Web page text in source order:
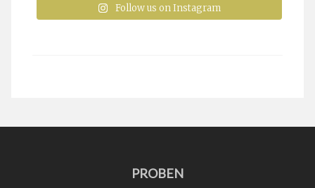
Follow us on Instagram
PROBEN